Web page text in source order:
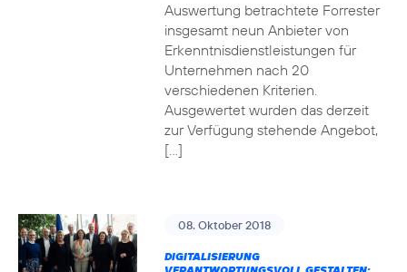
Auswertung betrachtete Forrester
insgesamt neun Anbieter von
Erkenntnisdienstleistungen für
Unternehmen nach 20
verschiedenen Kriterien.
Ausgewertet wurden das derzeit
zur Verfügung stehende Angebot,
[…]
08. Oktober 2018
DIGITALISIERUNG